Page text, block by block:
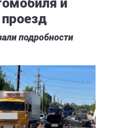
и
подробности